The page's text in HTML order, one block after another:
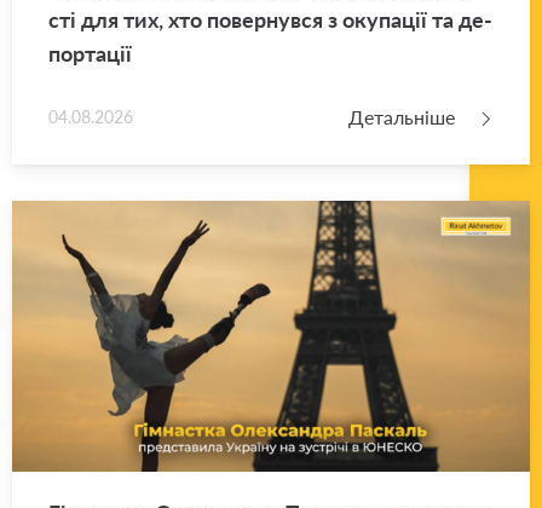
сті для тих, хто по­вер­нув­ся з оку­па­ції та де­
пор­та­ції
04.08.2026 Детальніше